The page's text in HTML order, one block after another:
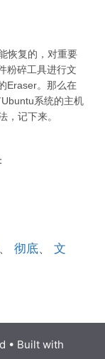
恢复的，对重要
粉碎工具进行文
Eraser。那么在
系统的主机
，记下来。
、彻底、文
• Built with